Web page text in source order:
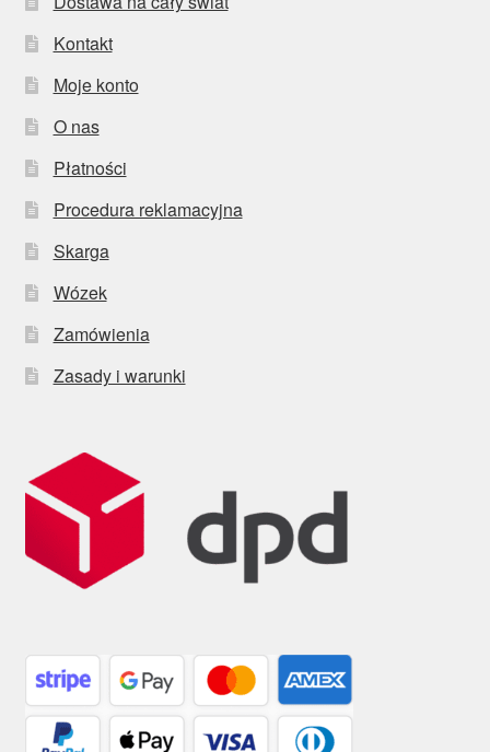
Kontakt
Moje konto
O nas
Płatności
Procedura reklamacyjna
Skarga
Wózek
Zamówienia
Zasady i warunki